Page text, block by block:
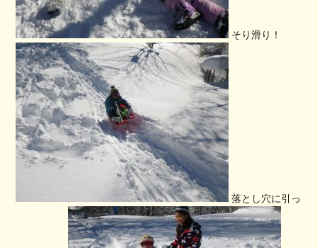
そり滑り！
落とし穴に引っ